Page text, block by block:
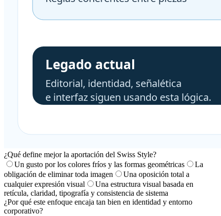
¿Qué define mejor la aportación del Swiss Style?
Un gusto por los colores fríos y las formas geométricas
La
obligación de eliminar toda imagen
Una oposición total a
cualquier expresión visual
Una estructura visual basada en
retícula, claridad, tipografía y consistencia de sistema
¿Por qué este enfoque encaja tan bien en identidad y entorno
corporativo?